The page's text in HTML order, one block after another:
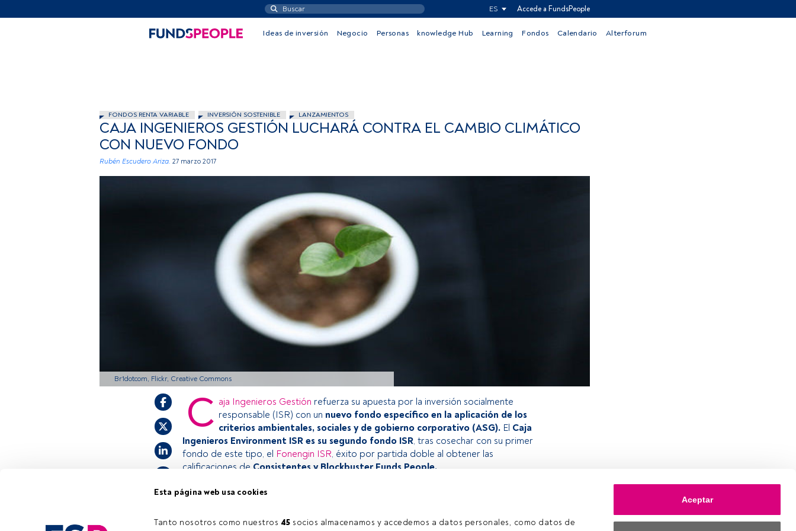
Esta página web usa cookies
Tanto nosotros como nuestros 45 socios almacenamos y accedemos a datos personales, como datos de
Aceptar
ES Accede a FundsPeople
Ideas de inversión Negocio Personas knowledge Hub Learning Fondos Calendario Alterforum
FONDOS RENTA VARIABLE INVERSIÓN SOSTENIBLE LANZAMIENTOS
CAJA INGENIEROS GESTIÓN LUCHARÁ CONTRA EL CAMBIO CLIMÁTICO
CON NUEVO FONDO
Rubén Escudero Ariza. 27 marzo 2017
Br1dotcom, Flickr, Creative Commons
C aja Ingenieros Gestión refuerza su apuesta por la inversión socialmente
responsable (ISR) con un nuevo fondo específico en la aplicación de los
criterios ambientales, sociales y de gobierno corporativo (ASG). El Caja
Ingenieros Environment ISR es su segundo fondo ISR, tras cosechar con su primer
fondo de este tipo, el Fonengin ISR, éxito por partida doble al obtener las
calificaciones de Consistentes y Blockbuster Funds People.
estás registrado, accede desde el botón Login. Si aún no tienes cuenta, te